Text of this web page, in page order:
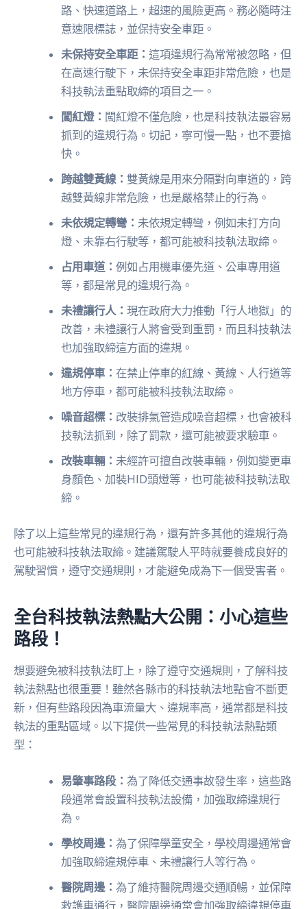
路、快速道路上，超速的風險更高。務必隨時注
意速限標誌，並保持安全車距。
未保持安全車距：這項違規行為常常被忽略，但
在高速行駛下，未保持安全車距非常危險，也是
科技執法重點取締的項目之一。
闖紅燈： 闖紅燈不僅危險，也是科技執法最容易
抓到的違規行為。切記，寧可慢一點，也不要搶
快。
跨越雙黃線：雙黃線是用來分隔對向車道的，跨
越雙黃線非常危險，也是嚴格禁止的行為。
未依規定轉彎： 未依規定轉彎，例如未打方向
燈、未靠右行駛等，都可能被科技執法取締。
占用車道：例如占用機車優先道、公車專用道
等，都是常見的違規行為。
未禮讓行人：現在政府大力推動「行人地獄」的
改善，未禮讓行人將會受到重罰，而且科技執法
也加強取締這方面的違規。
違規停車：在禁止停車的紅線、黃線、人行道等
地方停車，都可能被科技執法取締。
噪音超標： 改裝排氣管造成噪音超標，也會被科
技執法抓到，除了罰款，還可能被要求驗車。
改裝車輛： 未經許可擅自改裝車輛，例如變更車
身顏色、加裝HID頭燈等，也可能被科技執法取
締。
除了以上這些常見的違規行為，還有許多其他的違規行為
也可能被科技執法取締。建議駕駛人平時就要養成良好的
駕駛習慣，遵守交通規則，才能避免成為下一個受害者。
全台科技執法熱點大公開：小心這些
路段！
想要避免被科技執法盯上，除了遵守交通規則，了解科技
執法熱點也很重要！雖然各縣市的科技執法地點會不斷更
新，但有些路段因為車流量大、違規率高，通常都是科技
執法的重點區域。以下提供一些常見的科技執法熱點類
型：
易肇事路段：為了降低交通事故發生率，這些路
段通常會設置科技執法設備，加強取締違規行
為。
學校周邊：為了保障學童安全，學校周邊通常會
加強取締違規停車、未禮讓行人等行為。
醫院周邊：為了維持醫院周邊交通順暢，並保障
救護車通行，醫院周邊通常會加強取締違規停車